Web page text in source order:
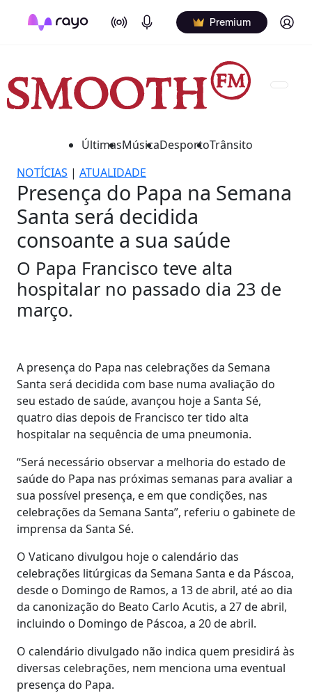
On Air Podcasts Premium Log in
ÚltimasMúsicaDesportoTrânsito
NOTÍCIAS | ATUALIDADE
Presença do Papa na Semana
Santa será decidida
consoante a sua saúde
O Papa Francisco teve alta
hospitalar no passado dia 23 de
março.
A presença do Papa nas celebrações da Semana
Santa será decidida com base numa avaliação do
seu estado de saúde, avançou hoje a Santa Sé,
quatro dias depois de Francisco ter tido alta
hospitalar na sequência de uma pneumonia.
“Será necessário observar a melhoria do estado de
saúde do Papa nas próximas semanas para avaliar a
sua possível presença, e em que condições, nas
celebrações da Semana Santa”, referiu o gabinete de
imprensa da Santa Sé.
O Vaticano divulgou hoje o calendário das
celebrações litúrgicas da Semana Santa e da Páscoa,
desde o Domingo de Ramos, a 13 de abril, até ao dia
da canonização do Beato Carlo Acutis, a 27 de abril,
incluindo o Domingo de Páscoa, a 20 de abril.
O calendário divulgado não indica quem presidirá às
diversas celebrações, nem menciona uma eventual
presença do Papa.